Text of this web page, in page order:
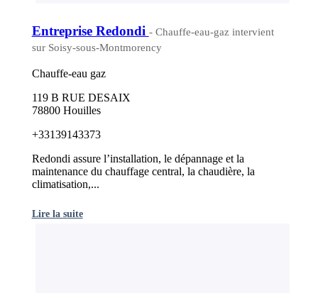
Entreprise Redondi - Chauffe-eau-gaz intervient
sur Soisy-sous-Montmorency
Chauffe-eau gaz
119 B RUE DESAIX
78800 Houilles
+33139143373
Redondi assure l’installation, le dépannage et la
maintenance du chauffage central, la chaudière, la
climatisation,...
Lire la suite